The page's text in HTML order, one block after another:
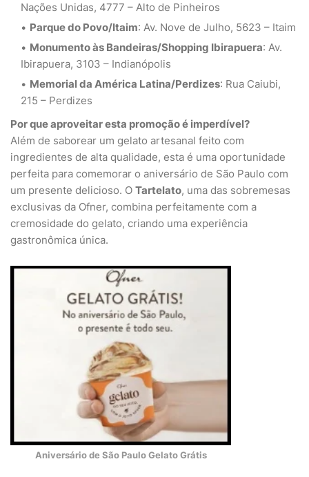
Nações Unidas, 4777 – Alto de Pinheiros
Parque do Povo/Itaim: Av. Nove de Julho, 5623 – Itaim
Monumento às Bandeiras/Shopping Ibirapuera: Av.
Ibirapuera, 3103 – Indianópolis
Memorial da América Latina/Perdizes: Rua Caiubi,
215 – Perdizes
Por que aproveitar esta promoção é imperdível?
Além de saborear um gelato artesanal feito com
ingredientes de alta qualidade, esta é uma oportunidade
perfeita para comemorar o aniversário de São Paulo com
um presente delicioso. O Tartelato, uma das sobremesas
exclusivas da Ofner, combina perfeitamente com a
cremosidade do gelato, criando uma experiência
gastronômica única.
Aniversário de São Paulo Gelato Grátis